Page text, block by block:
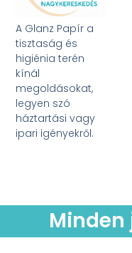
A Glanz Papír a
tisztaság és
higiénia terén
kínál
megoldásokat,
legyen szó
háztartási vagy
ipari igényekről.